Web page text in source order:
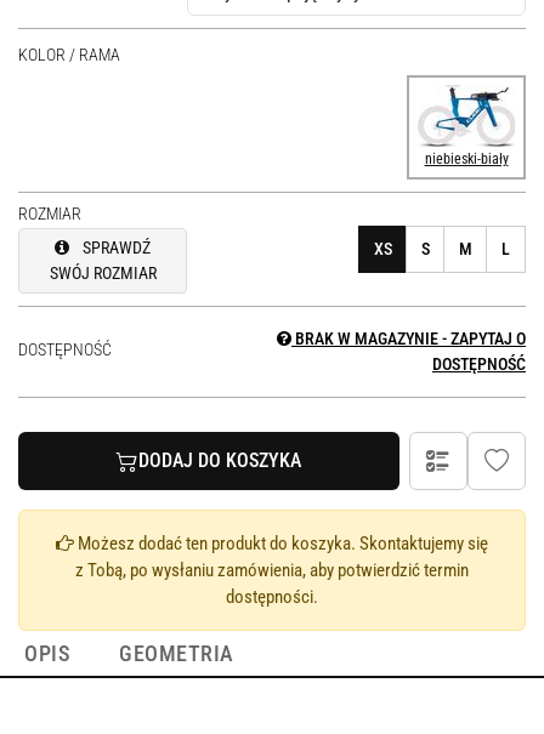
KOLOR / RAMA
niebieski-biały
ROZMIAR
SPRAWDŹ
SWÓJ ROZMIAR
XS S M L
DOSTĘPNOŚĆ
BRAK W MAGAZYNIE - ZAPYTAJ O
DOSTĘPNOŚĆ
DODAJ DO KOSZYKA
Możesz dodać ten produkt do koszyka. Skontaktujemy się
z Tobą, po wysłaniu zamówienia, aby potwierdzić termin
dostępności.
OPIS GEOMETRIA